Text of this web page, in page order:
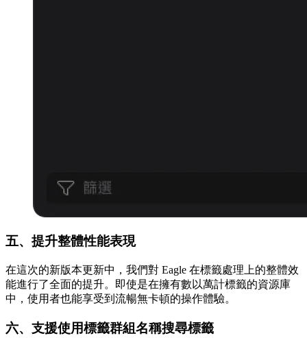
五、提升整體性能表現
在這次的新版本更新中，我們對 Eagle 在標籤處理上的整體效
能進行了全面的提升。即使是在擁有數以萬計標籤的資源庫
中，使用者也能享受到流暢無卡頓的操作體驗。
六、支援使用標籤群組名稱搜尋標籤